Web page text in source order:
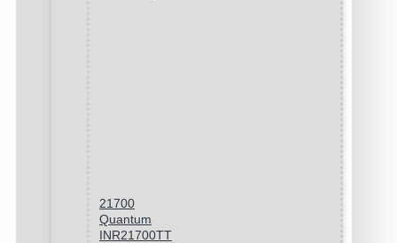
21700
Quantum
INR21700TT